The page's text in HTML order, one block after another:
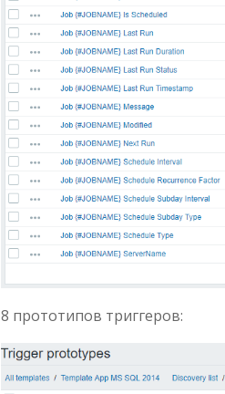
8 прототипов триггеров: